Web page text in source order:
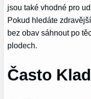
jsou také vhodné pro
Pokud hledáte
bez obav sáhnout po
plodech.
Často